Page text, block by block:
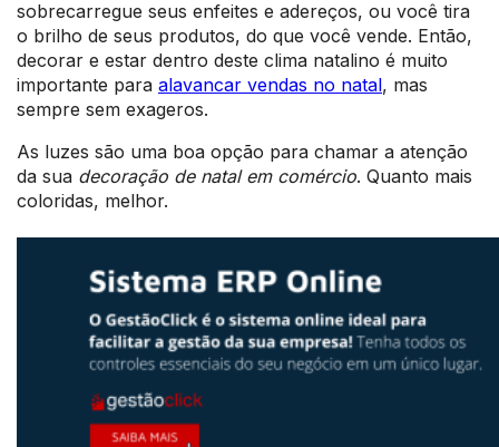
sobrecarregue seus enfeites e adereços, ou você tira
o brilho de seus produtos, do que você vende. Então,
decorar e estar dentro deste clima natalino é muito
importante para alavancar vendas no natal, mas
sempre sem exageros.
As luzes são uma boa opção para chamar a atenção
da sua decoração de natal em comércio. Quanto mais
coloridas, melhor.